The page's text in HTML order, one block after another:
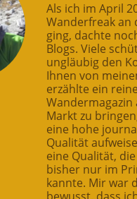
Als ich im April
Wanderfreak an
ging, dachte
Blogs. Viele
ungläubig den
Ihnen von
erzählte ein
Wandermagazin
Markt zu
eine hohe
Qualität
eine Qualität,
bisher nur im
kannte. Mir war